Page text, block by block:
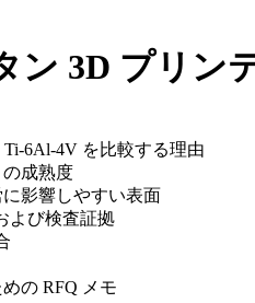
ン 3D プリン
6Al-4V を比較する理由
成熟度
影響しやすい表面
よび検査証拠
の RFQ メモ